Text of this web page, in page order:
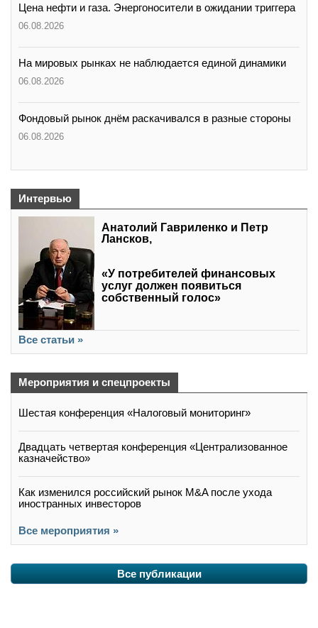
Цена нефти и газа. Энергоносители в ожидании триггера
06.08.2026
На мировых рынках не наблюдается единой динамики
06.08.2026
Фондовый рынок днём раскачивался в разные стороны
06.08.2026
Интервью
Анатолий Гавриленко и Петр
Лансков,
«У потребителей финансовых
услуг должен появиться
собственный голос»
Все статьи »
Мероприятия и спецпроекты
Шестая конференция «Налоговый мониторинг»
Двадцать четвертая конференция «Централизованное
казначейство»
Как изменился российский рынок M&A после ухода
иностранных инвесторов
Все мероприятия »
Все публикации